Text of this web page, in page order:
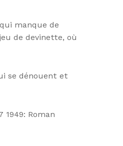
manque de
de devinette, où
se dénouent et
Roman